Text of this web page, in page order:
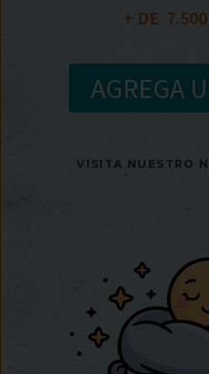
+ DE 7.500
AGREGA
VISITA NUESTRO